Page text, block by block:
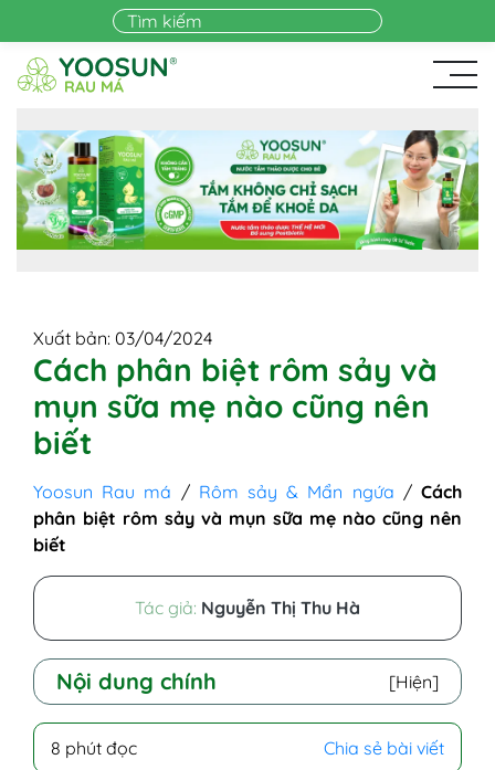
Skip to main content
Xuất bản: 03/04/2024
Cách phân biệt rôm sảy và
mụn sữa mẹ nào cũng nên
biết
Yoosun Rau má / Rôm sảy & Mẩn ngứa /Cách
phân biệt rôm sảy và mụn sữa mẹ nào cũng nên
biết
Tác giả: Nguyễn Thị Thu Hà
Nội dung chính [Hiện]
II - Mụn sữa là gì?
8 phút đọc Chia sẻ bài viết